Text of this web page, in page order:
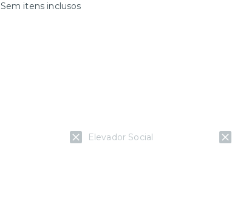
Sem itens inclusos
Elevador Social